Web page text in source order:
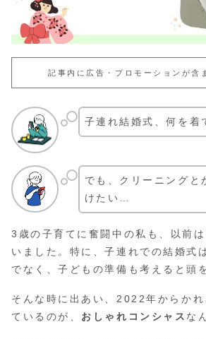
記事内に広告・プロモーションが含
子連れ結婚式、何を着
でも、クリーニングと
けたい…
3歳の子育てに奮闘中の私も、以前
いました。特に、子連れでの結婚式
でなく、子どもの準備も考えると頭
そんな時に出あい、2022年からかれ
ているのが、 おしゃれコンシャス な